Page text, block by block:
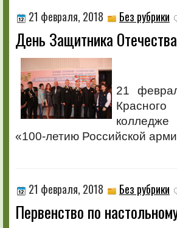
21 февраля, 2018 Без рубрики
День Защитника Отечества
21
«100-летию Российской
21 февраля, 2018 Без рубрики
Первенство по